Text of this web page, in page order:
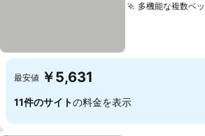
多機能な複数ベ
最安値 ￥5,631
11件のサイトの料金を表示